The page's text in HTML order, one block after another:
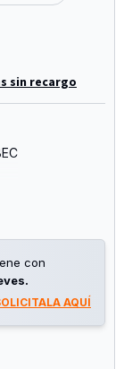
sin recargo
con
AQUÍ